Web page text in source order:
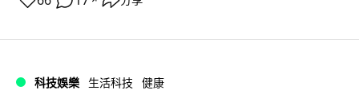
科技娛樂 生活科技 健康